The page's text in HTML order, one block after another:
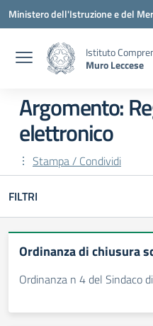
Vai ai contenuti
Vai al menu di navigazione
Vai al footer
Ministero dell'Istruzione e del
Istituto
Muro Leccese
Argomento:
elettronico
Stampa / Condividi
FILTRI
Ordinanza di chiusura
Ordinanza n 4 del Sindaco